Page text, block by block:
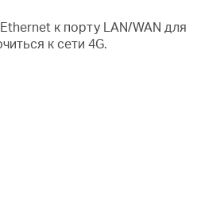
к порту LAN/WAN для
к сети 4G.